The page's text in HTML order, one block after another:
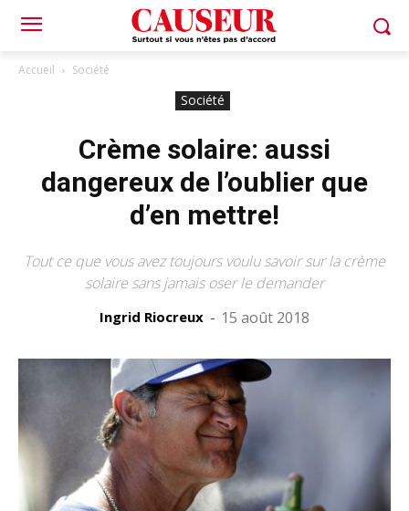
Accueil Société
Société
Crème solaire: aussi
dangereux de l’oublier que
d’en mettre!
Tout ce que vous avez toujours voulu savoir sur la crème
solaire sans jamais oser le demander
Ingrid Riocreux - 15 août 2018